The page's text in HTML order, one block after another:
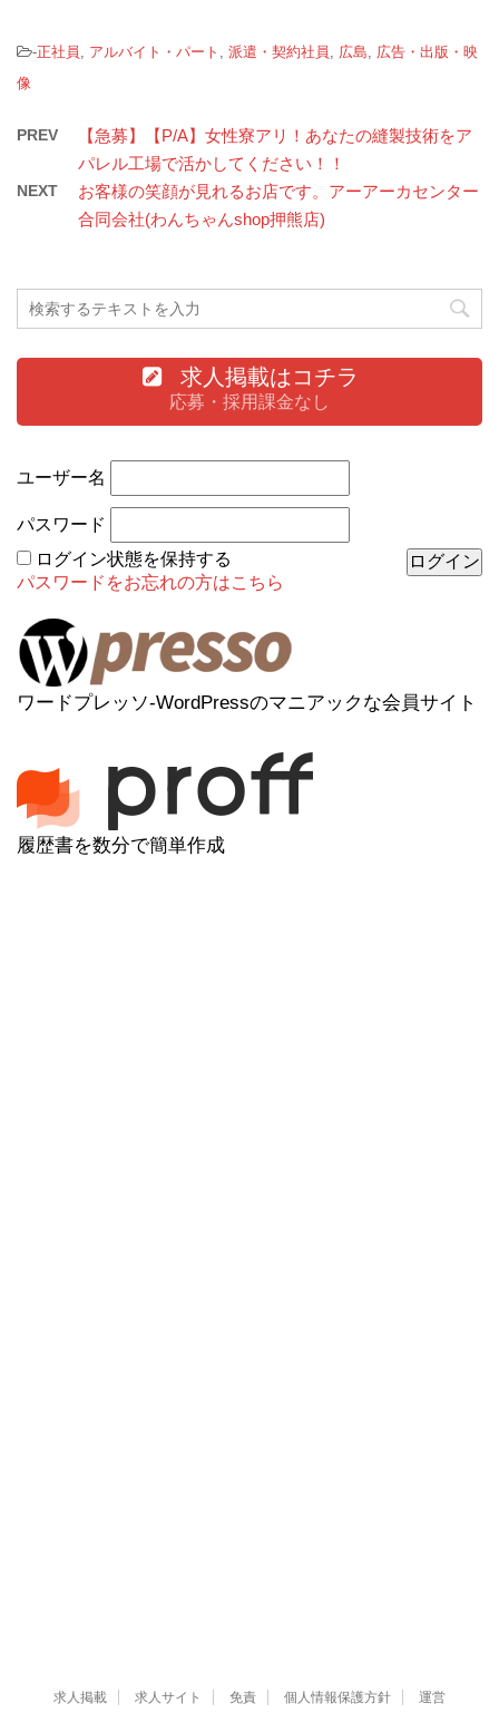
-正社員 アルバイト・パート 派遣・契約社員 広島
広告・出版・映
像
PREV
【急募】【P/A】女性寮アリ！あなたの縫製技術をア
パレル工場で活かしてください！！
NEXT
お客様の笑顔が見れるお店です。アーアーカセンター
合同会社(わんちゃんshop押熊店)
求人掲載はコチラ
応募・採用課金なし
ユーザー名
パスワード
ログイン状態を保持する
パスワードをお忘れの方はこちら
ワードプレッソ-WordPressのマニアックな会員サイト
履歴書を数分で簡単作成
求人掲載 求人サイト 免責 個人情報保護方針 運営